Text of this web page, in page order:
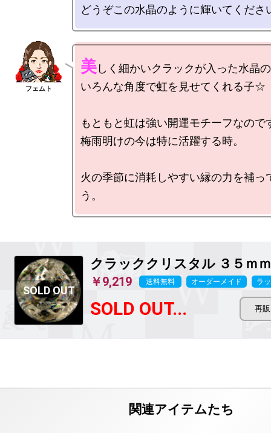
美しく細かいクラックが入った水晶
いろんな角度で虹を見せてくれる子☆
もともと虹は強い開運モチーフなので
梅雨明けの今は特に活躍する時。
火の季節に消耗しやすい縁の力を補っ
クラッククリスタル ３５ｍ
￥9,219 送料無料 オーダーメイド ラ
SOLD OUT...